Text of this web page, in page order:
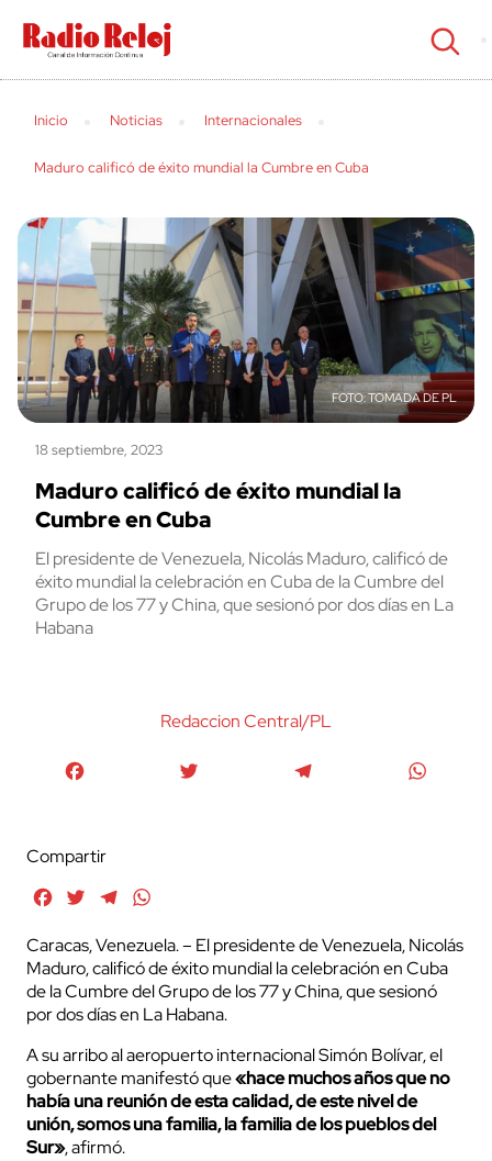
cerrar
Inicio Noticias Internacionales
Maduro calificó de éxito mundial la Cumbre en Cuba
TOMADA DE PL
18 septiembre, 2023
Maduro calificó de éxito mundial la
Cumbre en Cuba
El presidente de Venezuela, Nicolás Maduro, calificó de
éxito mundial la celebración en Cuba de la Cumbre del
Grupo de los 77 y China, que sesionó por dos días en La
Habana
Redaccion Central/PL
Compartir
FacebookTwitterTelegram
Caracas, Venezuela. – El presidente de Venezuela, Nicolás
Maduro, calificó de éxito mundial la celebración en Cuba
de la Cumbre del Grupo de los 77 y China, que sesionó
por dos días en La Habana.
A su arribo al aeropuerto internacional Simón Bolívar, el
gobernante manifestó que«hace muchos años queno
había una reunión de esta calidad, de este nivel de
unión, somos una familia, la familia de los pueblos del
Sur», afirmó.